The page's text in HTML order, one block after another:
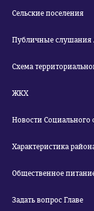
Сельские поселения
Публичные слушания
Схема
ЖКХ
Новости Социального
Характеристика
Общественное
Задать вопрос Главе